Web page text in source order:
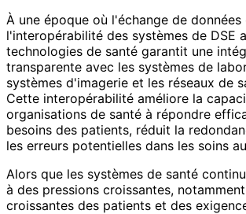
À une époque où l'échange de
l'interopérabilité des systèmes de DSE
technologies de santé garantit une
transparente avec les systèmes de
systèmes d'imagerie et les réseaux de
Cette interopérabilité améliore la
organisations de santé à répondre
besoins des patients, réduit la
les erreurs potentielles dans les soins
Alors que les systèmes de santé
à des pressions croissantes,
croissantes des patients et des